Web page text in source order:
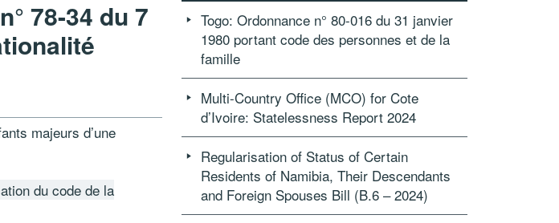
78-34 du 7
majeurs d’une
du code de la
Togo: Ordonnance n° 80-016 du 31 janvier
1980 portant code des personnes et de la
famille
Multi-Country Office (MCO) for Cote
d’Ivoire: Statelessness Report 2024
Regularisation of Status of Certain
Residents of Namibia, Their Descendants
and Foreign Spouses Bill (B.6 – 2024)